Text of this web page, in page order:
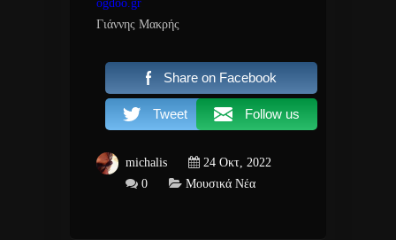
ogdoo.gr
Γιάννης Μακρής
Share on Facebook
Tweet Follow us
michalis
24 Οκτ, 2022
0
Μουσικά Νέα